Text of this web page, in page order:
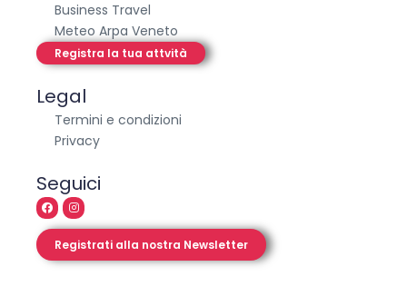
Business Travel
Meteo Arpa Veneto
Registra la tua attvità
Legal
Termini e condizioni
Privacy
Seguici
Registrati alla nostra Newsletter